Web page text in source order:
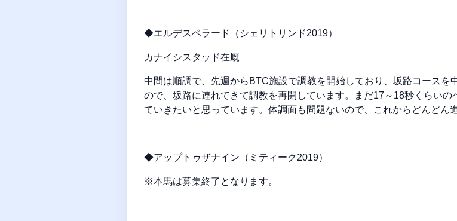
◆エルデスペラード（シェリトリンド2019）
カナイシスタッド在厩
中間は順調で、先週からBTC施設で調教を開始しており、坂路コースを
ので、坂路に連れてきて調教を再開しています。まだ17～18秒くらい
ていきたいと思っています。体調面も問題ないので、これからどんどん
◆アップトゥザナイン（ミティーク2019）
※本馬は募集終了となります。